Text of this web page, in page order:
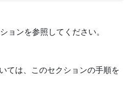
ョンを参照してください。
ては、このセクションの手順を